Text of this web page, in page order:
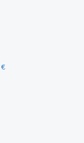
€